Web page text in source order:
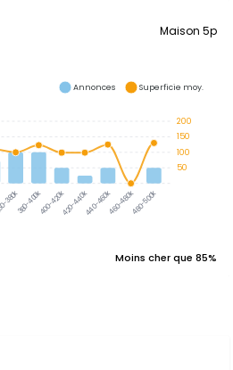
Maison 5p
380k380-400k400-420k420-440k440-460k460-480k480-500k
200
150
100
50
Annonces Superficie moy.
Moins cher que 85%